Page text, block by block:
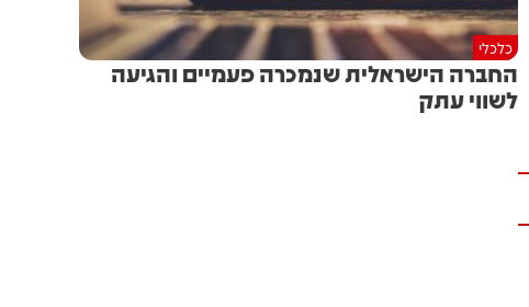
כלכלי
החברה הישראלית שנמכרה פעמיים והגיעה
לשווי עתק